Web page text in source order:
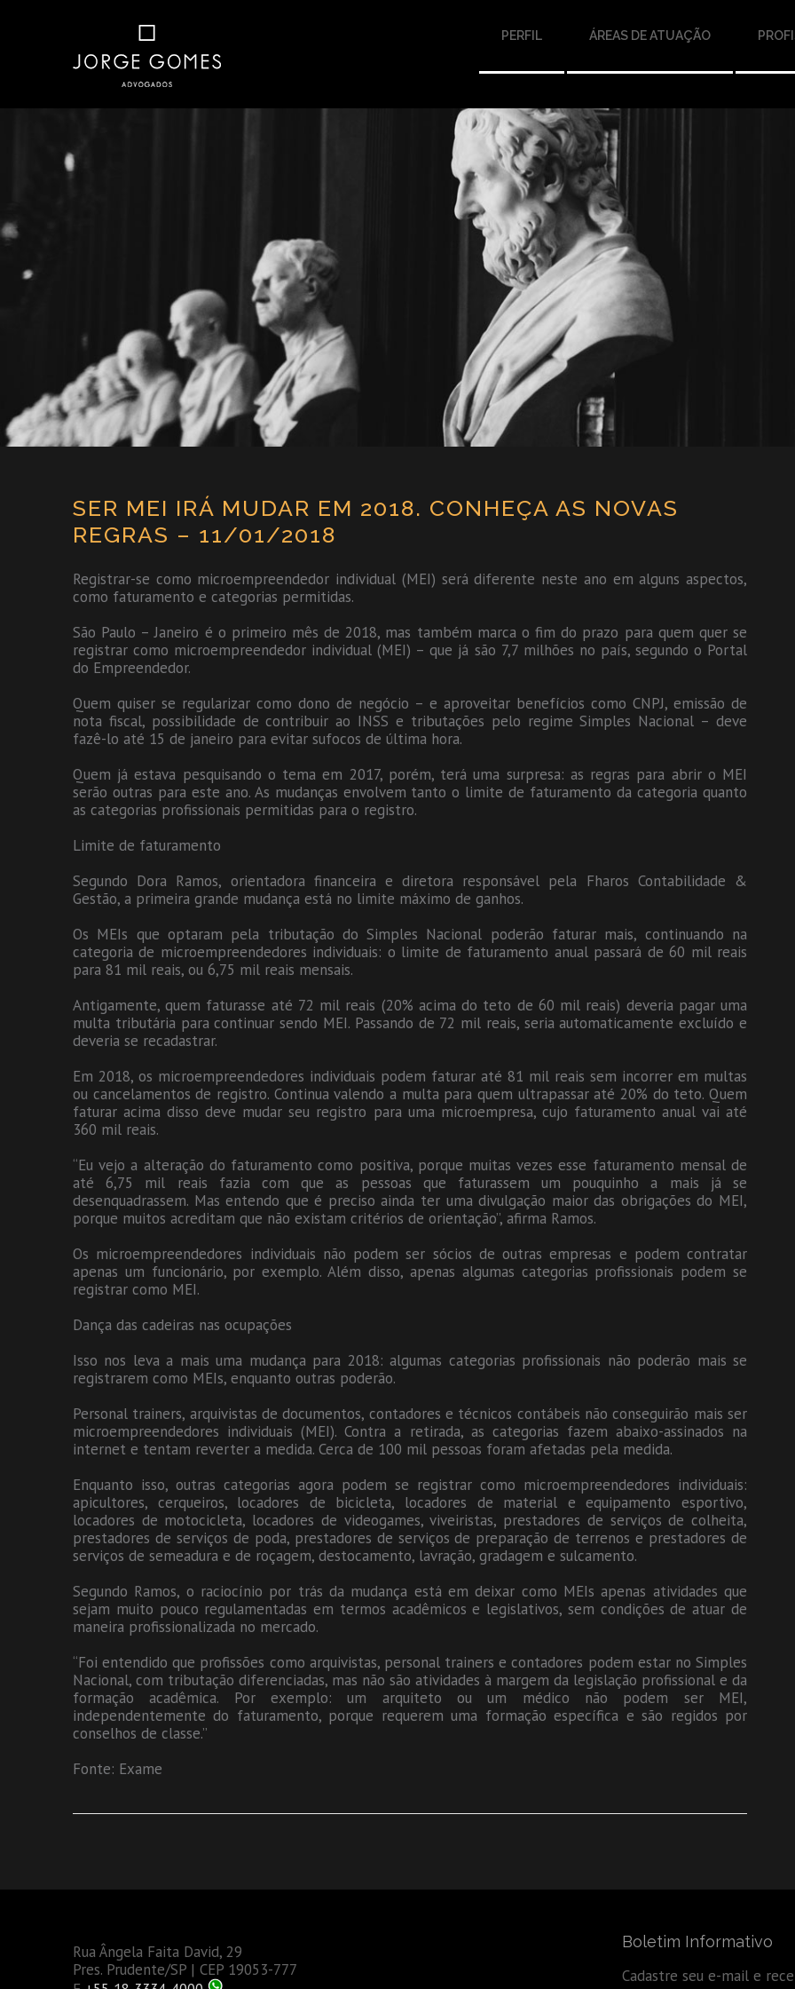
PERFIL ÁREAS DE ATUAÇÃO
SER MEI IRÁ MUDAR EM 2018. CONHEÇA AS NOVAS
REGRAS – 11/01/2018
Registrar-se como microempreendedor individual (MEI) será diferente neste ano em alguns aspectos,
como faturamento e categorias permitidas.
São Paulo – Janeiro é o primeiro mês de 2018, mas também marca o fim do prazo para quem quer se
registrar como microempreendedor individual (MEI) – que já são 7,7 milhões no país, segundo o Portal
do Empreendedor.
Quem quiser se regularizar como dono de negócio – e aproveitar benefícios como CNPJ, emissão de
nota fiscal, possibilidade de contribuir ao INSS e tributações pelo regime Simples Nacional – deve
fazê-lo até 15 de janeiro para evitar sufocos de última hora.
Quem já estava pesquisando o tema em 2017, porém, terá uma surpresa: as regras para abrir o MEI
serão outras para este ano. As mudanças envolvem tanto o limite de faturamento da categoria quanto
as categorias profissionais permitidas para o registro.
Limite de faturamento
Segundo Dora Ramos, orientadora financeira e diretora responsável pela Fharos Contabilidade &
Gestão, a primeira grande mudança está no limite máximo de ganhos.
Os MEIs que optaram pela tributação do Simples Nacional poderão faturar mais, continuando na
categoria de microempreendedores individuais: o limite de faturamento anual passará de 60 mil reais
para 81 mil reais, ou 6,75 mil reais mensais.
Antigamente, quem faturasse até 72 mil reais (20% acima do teto de 60 mil reais) deveria pagar uma
multa tributária para continuar sendo MEI. Passando de 72 mil reais, seria automaticamente excluído e
deveria se recadastrar.
Em 2018, os microempreendedores individuais podem faturar até 81 mil reais sem incorrer em multas
ou cancelamentos de registro. Continua valendo a multa para quem ultrapassar até 20% do teto. Quem
faturar acima disso deve mudar seu registro para uma microempresa, cujo faturamento anual vai até
360 mil reais.
“Eu vejo a alteração do faturamento como positiva, porque muitas vezes esse faturamento mensal de
até 6,75 mil reais fazia com que as pessoas que faturassem um pouquinho a mais já se
desenquadrassem. Mas entendo que é preciso ainda ter uma divulgação maior das obrigações do MEI,
porque muitos acreditam que não existam critérios de orientação”, afirma Ramos.
Os microempreendedores individuais não podem ser sócios de outras empresas e podem contratar
apenas um funcionário, por exemplo. Além disso, apenas algumas categorias profissionais podem se
registrar como MEI.
Dança das cadeiras nas ocupações
Isso nos leva a mais uma mudança para 2018: algumas categorias profissionais não poderão mais se
registrarem como MEIs, enquanto outras poderão.
Personal trainers, arquivistas de documentos, contadores e técnicos contábeis não conseguirão mais ser
microempreendedores individuais (MEI). Contra a retirada, as categorias fazem abaixo-assinados na
internet e tentam reverter a medida. Cerca de 100 mil pessoas foram afetadas pela medida.
Enquanto isso, outras categorias agora podem se registrar como microempreendedores individuais:
apicultores, cerqueiros, locadores de bicicleta, locadores de material e equipamento esportivo,
locadores de motocicleta, locadores de videogames, viveiristas, prestadores de serviços de colheita,
prestadores de serviços de poda, prestadores de serviços de preparação de terrenos e prestadores de
serviços de semeadura e de roçagem, destocamento, lavração, gradagem e sulcamento.
Segundo Ramos, o raciocínio por trás da mudança está em deixar como MEIs apenas atividades que
sejam muito pouco regulamentadas em termos acadêmicos e legislativos, sem condições de atuar de
maneira profissionalizada no mercado.
“Foi entendido que profissões como arquivistas, personal trainers e contadores podem estar no Simples
Nacional, com tributação diferenciadas, mas não são atividades à margem da legislação profissional e da
formação acadêmica. Por exemplo: um arquiteto ou um médico não podem ser MEI,
independentemente do faturamento, porque requerem uma formação específica e são regidos por
conselhos de classe.”
Fonte: Exame
Rua Ângela Faita David, 29
Pres. Prudente/SP | CEP 19053-777
Boletim Informativo
Cadastre seu e-mail e